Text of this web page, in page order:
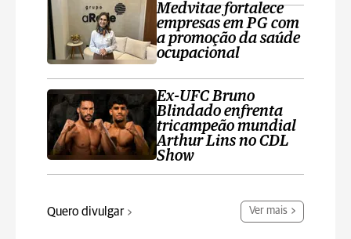
Medvitae fortalece
empresas em PG com
a promoção da saúde
ocupacional
Ex-UFC Bruno
Blindado enfrenta
tricampeão mundial
Arthur Lins no CDL
Show
Quero divulgar Ver mais